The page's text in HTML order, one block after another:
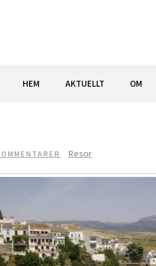
HEM AKTUELLT OM
Resor